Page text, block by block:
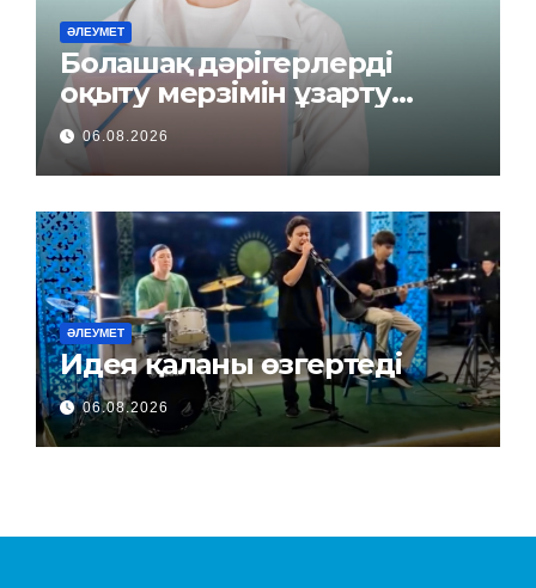
ӘЛЕУМЕТ
Болашақ дәрігерлерді
оқыту мерзімін ұзарту
керек пе?
06.08.2026
ӘЛЕУМЕТ
Идея қаланы өзгертеді
06.08.2026